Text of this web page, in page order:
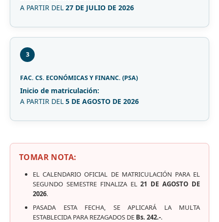
A PARTIR DEL 27 DE JULIO DE 2026
3
FAC. CS. ECONÓMICAS Y FINANC. (PSA)
Inicio de matriculación:
A PARTIR DEL 5 DE AGOSTO DE 2026
TOMAR NOTA:
EL CALENDARIO OFICIAL DE MATRICULACIÓN PARA EL
SEGUNDO SEMESTRE FINALIZA EL21 DE AGOSTO DE
2026.
PASADA ESTA FECHA, SE APLICARÁ LA MULTA
ESTABLECIDA PARA REZAGADOS DE Bs. 242.-.